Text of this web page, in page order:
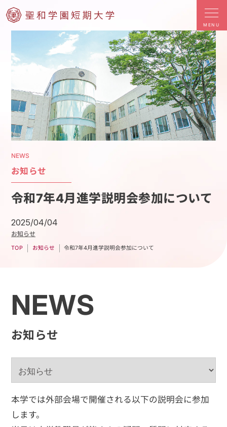
MENU
NEWS
お知らせ
令和7年4月進学説明会参加について
2025/04/04
お知らせ
TOP お知らせ 令和7年4月進学説明会参加について
NEWS
お知らせ
本学では外部会場で開催される以下の説明会に参加
します。